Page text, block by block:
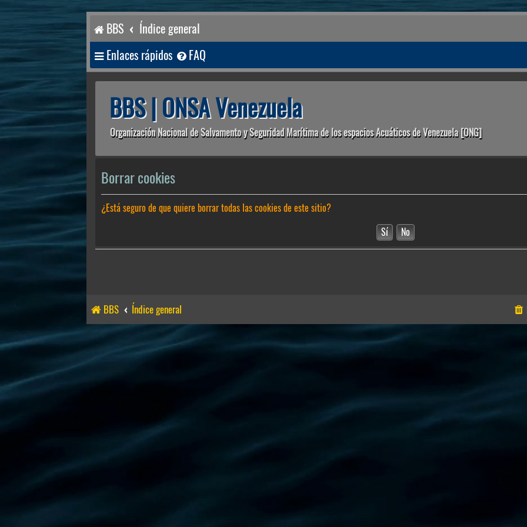
BBS Índice general
Enlaces rápidos FAQ
BBS | ONSA Venezuela
Organización Nacional de Salvamento y Seguridad Marítima de los espacios Acuáticos de Venezuela [ONG]
Borrar cookies
¿Está seguro de que quiere borrar todas las cookies de este sitio?
BBS Índice general